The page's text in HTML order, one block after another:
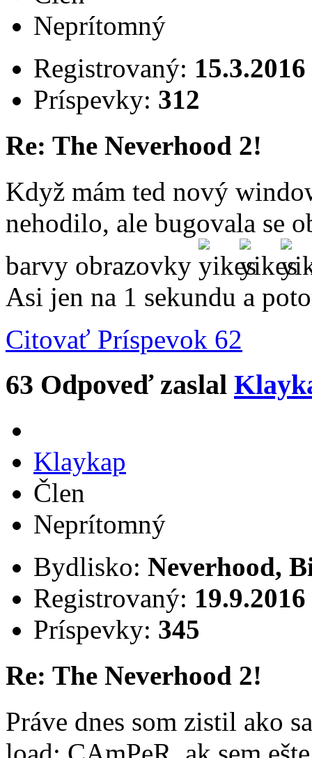
Neprítomný
Registrovaný: 15.3.2016
Príspevky: 312
Re: The Neverhood 2!
Když mám ted nový
nehodilo, ale bugovala se
barvy obrazovky
Asi jen na 1 sekundu a
Citovať Príspevok 62
63 Odpoveď zaslal
Klaykap
Člen
Neprítomný
Bydlisko: Neverhood,
Registrovaný: 19.9.2016
Príspevky: 345
Re: The Neverhood 2!
Práve dnes som zistil ako